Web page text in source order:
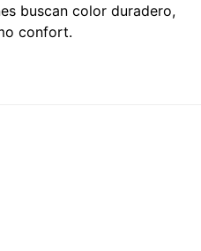
buscan color duradero,
confort.